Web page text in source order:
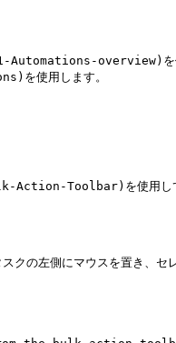
overview)を作
使用します。
を使用して、1
マウスを置き、セレク